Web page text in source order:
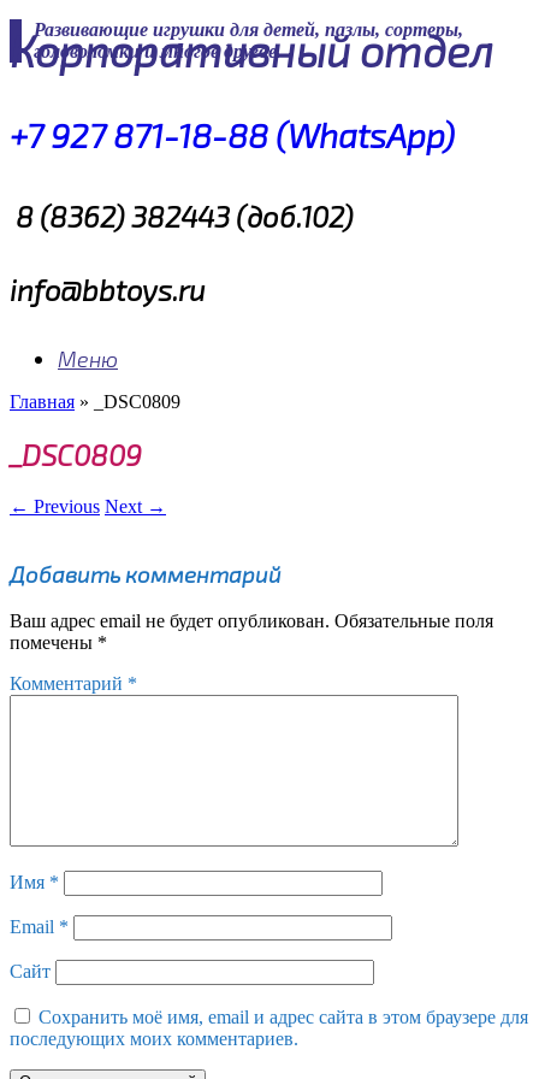
Skip
to
content
Развивающие игрушки для детей, пазлы, сортеры,
головоломки и многое другое
Корпоративный отдел
+7 927 871-18-88 (WhatsApp)
8 (8362) 382443 (доб.102)
info@bbtoys.ru
Меню
Главная » _DSC0809
_DSC0809
← Previous Next →
Добавить комментарий
Ваш адрес email не будет опубликован. Обязательные поля
помечены *
Комментарий *
Имя *
Email *
Сайт
Сохранить моё имя, email и адрес сайта в этом браузере для
последующих моих комментариев.